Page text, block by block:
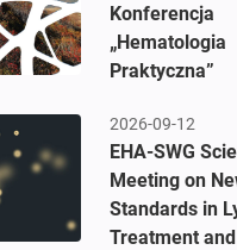
Konferencja
„Hematologia
Praktyczna”
2026-09-12
EHA-SWG
Meeting on
Standards in
Treatment and